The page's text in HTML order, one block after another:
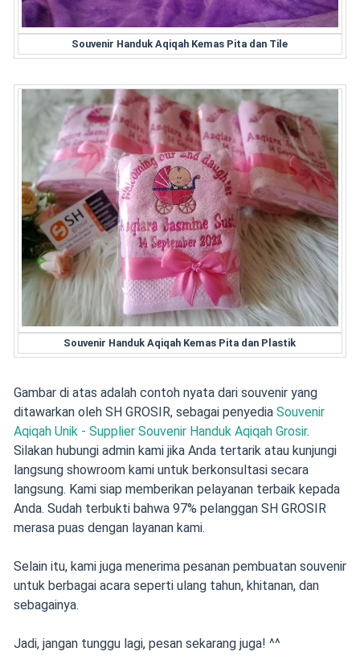
Souvenir Handuk Aqiqah Kemas Pita dan Tile
Souvenir Handuk Aqiqah Kemas Pita dan Plastik
Gambar di atas adalah contoh nyata dari souvenir yang
ditawarkan oleh SH GROSIR, sebagai penyedia Souvenir
Aqiqah Unik - Supplier Souvenir Handuk Aqiqah Grosir.
Silakan hubungi admin kami jika Anda tertarik atau kunjungi
langsung showroom kami untuk berkonsultasi secara
langsung. Kami siap memberikan pelayanan terbaik kepada
Anda. Sudah terbukti bahwa 97% pelanggan SH GROSIR
merasa puas dengan layanan kami.
Selain itu, kami juga menerima pesanan pembuatan souvenir
untuk berbagai acara seperti ulang tahun, khitanan, dan
sebagainya.
Jadi, jangan tunggu lagi, pesan sekarang juga! ^^